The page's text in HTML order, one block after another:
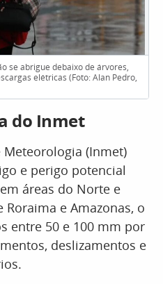
se abrigue debaixo de árvores,
elétricas (Foto: Alan Pedro,
do Inmet
(Inmet)
e perigo potencial
em áreas do Norte e
e Amazonas, o
entre 50 e 100 mm por
deslizamentos e